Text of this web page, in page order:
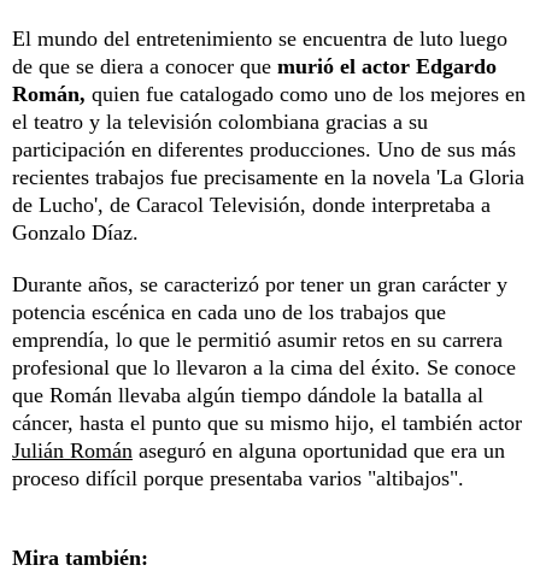
El mundo del entretenimiento se encuentra de luto luego
de que se diera a conocer que murió el actor Edgardo
Román, quien fue catalogado como uno de los mejores en
el teatro y la televisión colombiana gracias a su
participación en diferentes producciones. Uno de sus más
recientes trabajos fue precisamente en la novela 'La Gloria
de Lucho', de Caracol Televisión, donde interpretaba a
Gonzalo Díaz.
Durante años, se caracterizó por tener un gran carácter y
potencia escénica en cada uno de los trabajos que
emprendía, lo que le permitió asumir retos en su carrera
profesional que lo llevaron a la cima del éxito. Se conoce
que Román llevaba algún tiempo dándole la batalla al
cáncer, hasta el punto que su mismo hijo, el también actor
Julián Román aseguró en alguna oportunidad que era un
proceso difícil porque presentaba varios "altibajos".
Mira también: